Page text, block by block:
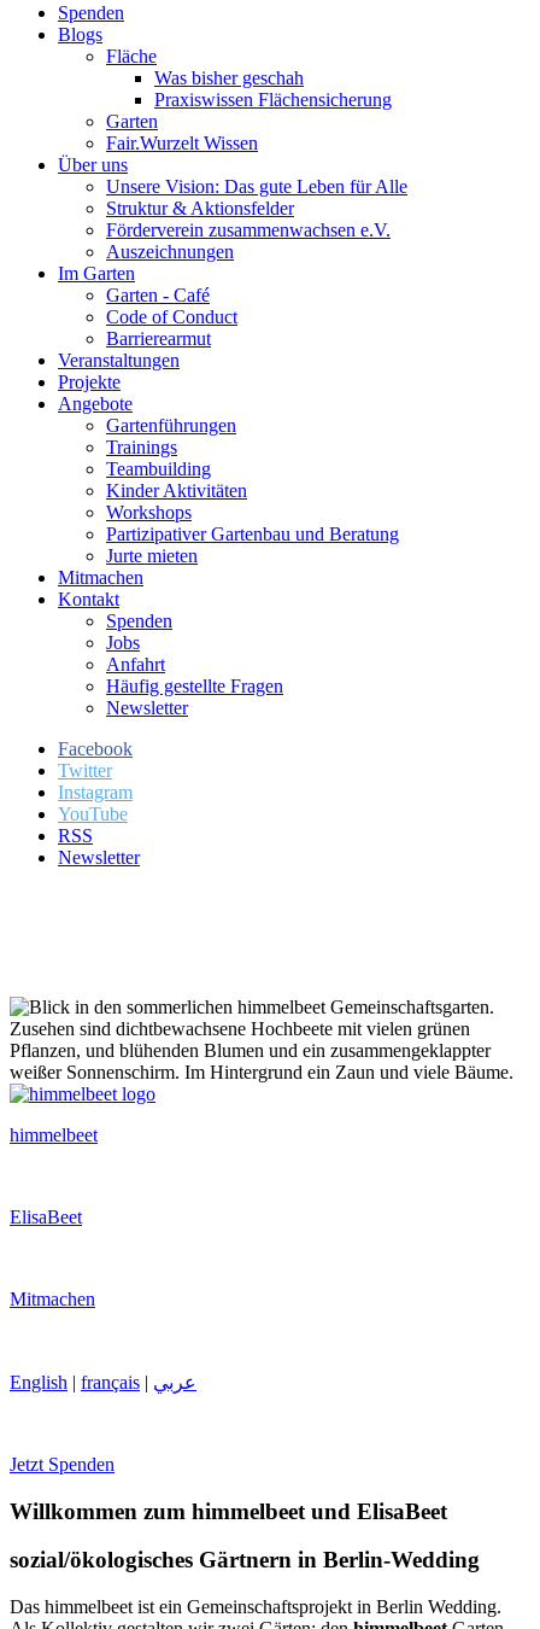
Spenden
Blogs
Fläche
Was bisher geschah
Praxiswissen Flächensicherung
Garten
Fair.Wurzelt Wissen
Über uns
Unsere Vision: Das gute Leben für Alle
Struktur & Aktionsfelder
Förderverein zusammenwachsen e.V.
Auszeichnungen
Im Garten
Garten - Café
Code of Conduct
Barrierearmut
Veranstaltungen
Projekte
Angebote
Gartenführungen
Trainings
Teambuilding
Kinder Aktivitäten
Workshops
Partizipativer Gartenbau und Beratung
Jurte mieten
Mitmachen
Kontakt
Spenden
Jobs
Anfahrt
Häufig gestellte Fragen
Newsletter
Facebook
Twitter
Instagram
YouTube
RSS
Newsletter
himmelbeet
ElisaBeet
Mitmachen
English | français | عربي
Jetzt Spenden
Willkommen zum himmelbeet und ElisaBeet
sozial/ökologisches Gärtnern in Berlin-Wedding
Das himmelbeet ist ein Gemeinschaftsprojekt in Berlin Wedding.